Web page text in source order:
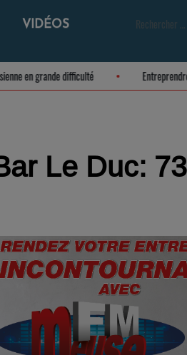
VIDÉOS
meusienne en grande difficulté
Le Duc: 73